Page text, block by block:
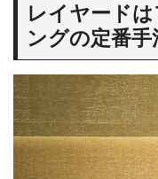
レイヤード
ングの定番手